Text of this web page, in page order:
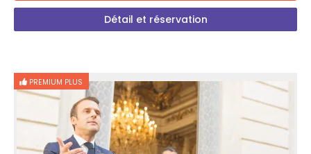
Détail et réservation
PREMIUM PLUS